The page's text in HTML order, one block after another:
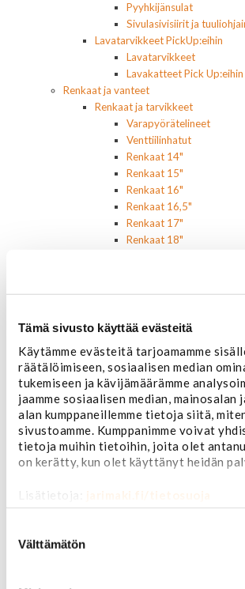
Tämä sivusto käyttää evästeitä
Käytämme evästeitä tarjoamamme
räätälöimiseen, sosiaalisen median
tukemiseen ja kävijämäärämme
jaamme sosiaalisen median, mainosalan
alan kumppaneillemme tietoja siitä,
sivustoamme. Kumppanimme voivat
tietoja muihin tietoihin, joita olet
on kerätty, kun olet käyttänyt heidän
Lisätietoja: jarimaki.fi/tietosuoja
valinta
Välttämätön
Pyyhkijänsulat
Sivulasivisiirit ja
Lavatarvikkeet PickUp:eihin
Lavatarvikkeet
Lavakatteet Pick Up:eihin
Renkaat ja vanteet
Renkaat ja tarvikkeet
Varapyörätelineet
Venttiilinhatut
Renkaat 14"
Renkaat 15"
Renkaat 16"
Renkaat 16,5"
Renkaat 17"
Renkaat 18"
Pölykapselit, keskiöt,
14 tuumaiset vanteet
15 tuumaiset vanteet
16 tuumaiset vanteet
17 tuumaiset vanteet
18 tuumaiset vanteet
20 tuumaiset vanteet
22 tuumaiset vanteet
24 tuumaiset vanteet
Ehosteet